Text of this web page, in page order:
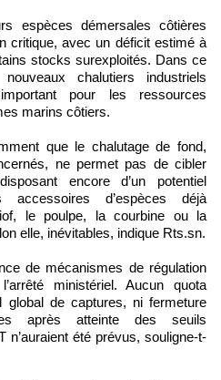
espèces démersales côtières
critique, avec un déficit estimé à
stocks surexploités. Dans ce
chalutiers industriels
pour les ressources
marins côtiers.
que le chalutage de fond,
ne permet pas de cibler
encore d’un potentiel
accessoires d’espèces déjà
le poulpe, la courbine ou la
elle, inévitables, indique Rts.sn.
de mécanismes de régulation
ministériel. Aucun quota
global de captures, ni fermeture
après atteinte des seuils
été prévus, souligne-t-